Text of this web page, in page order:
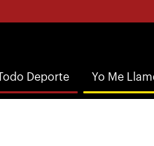
Deporte Yo Me